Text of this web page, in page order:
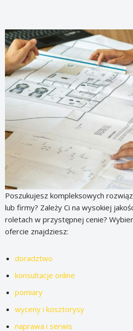
Poszukujesz kompleksowych
lub firmy? Zależy Ci na wysokiej
roletach w przystępnej cenie?
ofercie znajdziesz:
doradztwo
konsultacje online
pomiary
wyceny i kosztorysy
naprawa i serwis